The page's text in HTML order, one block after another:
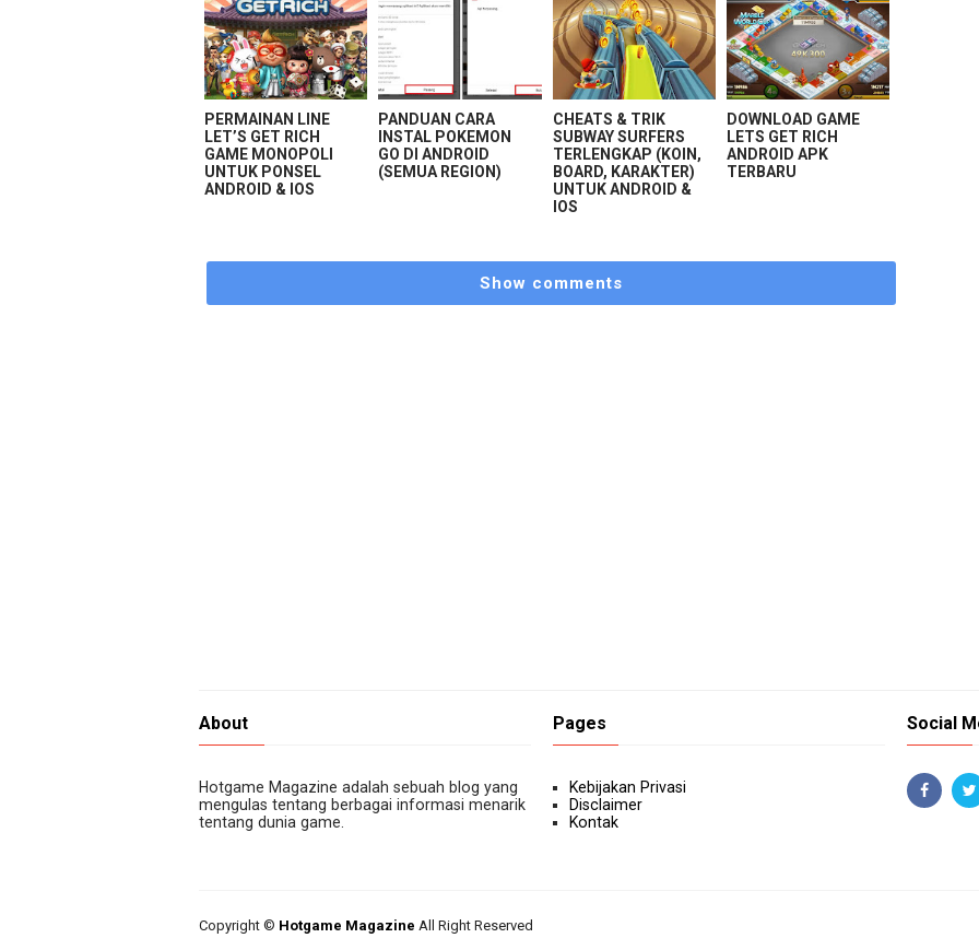
PERMAINAN LINE
LET’S GET RICH
GAME MONOPOLI
UNTUK PONSEL
ANDROID & IOS
PANDUAN CARA
INSTAL POKEMON
GO DI ANDROID
(SEMUA REGION)
CHEATS & TRIK
SUBWAY SURFERS
TERLENGKAP (KOIN,
BOARD, KARAKTER)
UNTUK ANDROID &
IOS
DOWNLOAD GAME
LETS GET RICH
ANDROID APK
TERBARU
Show comments
About
Hotgame Magazine adalah sebuah blog yang
mengulas tentang berbagai informasi menarik
tentang dunia game.
Pages
Kebijakan Privasi
Disclaimer
Kontak
Social
Copyright © Hotgame Magazine All Right Reserved